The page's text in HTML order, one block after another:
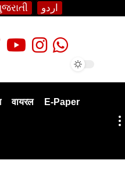
اردو
वायरल E-Paper